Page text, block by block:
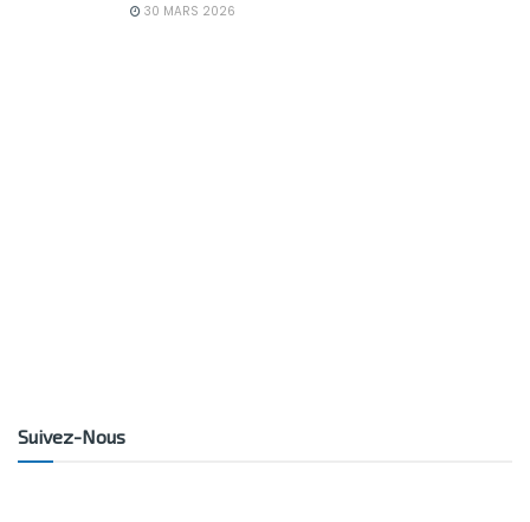
30 MARS 2026
Suivez-Nous